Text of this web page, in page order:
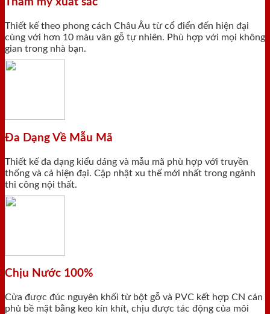
Thẩm mỹ xuất sắc
Thiết kế theo phong cách Châu Âu từ cổ điển đến hiện đại
cùng với hơn 10 màu vân gỗ tự nhiên. Phù hợp với mọi không
gian trong nhà bạn.
Đa Dạng Về Mẫu Mã
Thiết kế đa dạng kiểu dáng và mẫu mã phù hợp với truyền
thống và cả hiện đại. Cập nhật xu thế mới nhất trong ngành
thi công nội thất.
Chịu Nước 100%
Cửa được đúc nguyên khối từ bột gỗ và PVC kết hợp CN cán
phủ bề mặt bằng keo kín khít, chịu được tác động của môi